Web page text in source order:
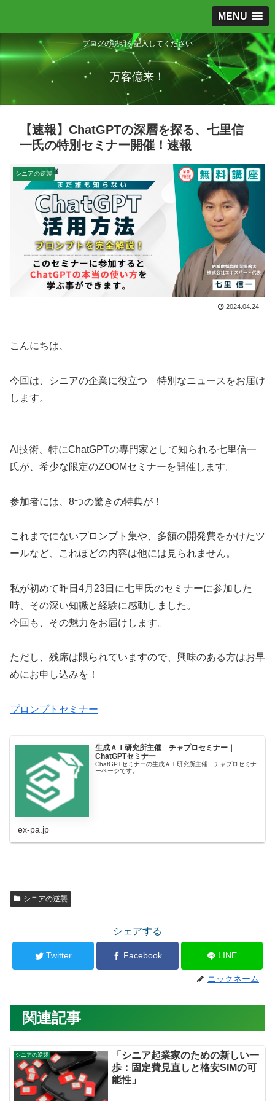
MENU
ブログの説明を記入してください
万客億来！
【速報】ChatGPTの深層を探る、七里信
一氏の特別セミナー開催！速報
シニアの逆襲
2024.04.24
こんにちは、
今回は、シニアの企業に役立つ 特別なニュースをお届け
します。
AI技術、特にChatGPTの専門家として知られる七里信一
氏が、希少な限定のZOOMセミナーを開催します。
参加者には、8つの驚きの特典が！
これまでにないプロンプト集や、多額の開発費をかけたツ
ールなど、これほどの内容は他には見られません。
私が初めて昨日4月23日に七里氏のセミナーに参加した
時、その深い知識と経験に感動しました。
今回も、その魅力をお届けします。
ただし、残席は限られていますので、興味のある方はお早
めにお申し込みを！
プロンプトセミナー
生成ＡＩ研究所主催 チャプロセミナー｜
ChatGPTセミナー
ChatGPTセミナーの生成ＡＩ研究所主催 チャプロセミナ
ーページです。
ex-pa.jp
シニアの逆襲
シェアする
Twitter Facebook LINE
ニックネーム
関連記事
シニアの逆襲
「シニア起業家のための新しい一
歩：固定費見直しと格安SIMの可
能性」